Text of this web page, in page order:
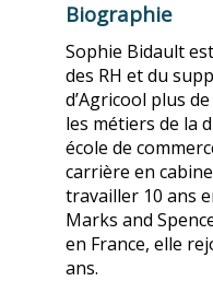
Biographie
Sophie Bidault
des RH et du
d’Agricool plus
les métiers de la
école de
carrière en
travailler 10 ans
Marks and
en France, elle
ans.